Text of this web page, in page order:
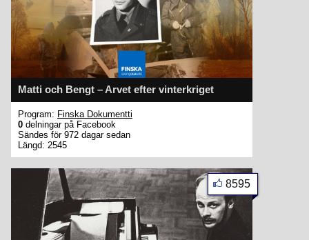
Matti och Bengt – Arvet efter vinterkriget
Program: Finska Dokumentti
0 delningar på Facebook
Sändes för 972 dagar sedan
Längd: 2545
8595